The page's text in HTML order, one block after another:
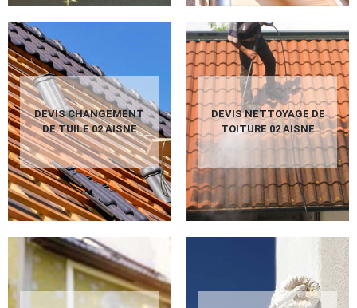
DEVIS CHANGEMENT
DE TUILE 02 AISNE
DEVIS NETTOYAGE DE
TOITURE 02 AISNE